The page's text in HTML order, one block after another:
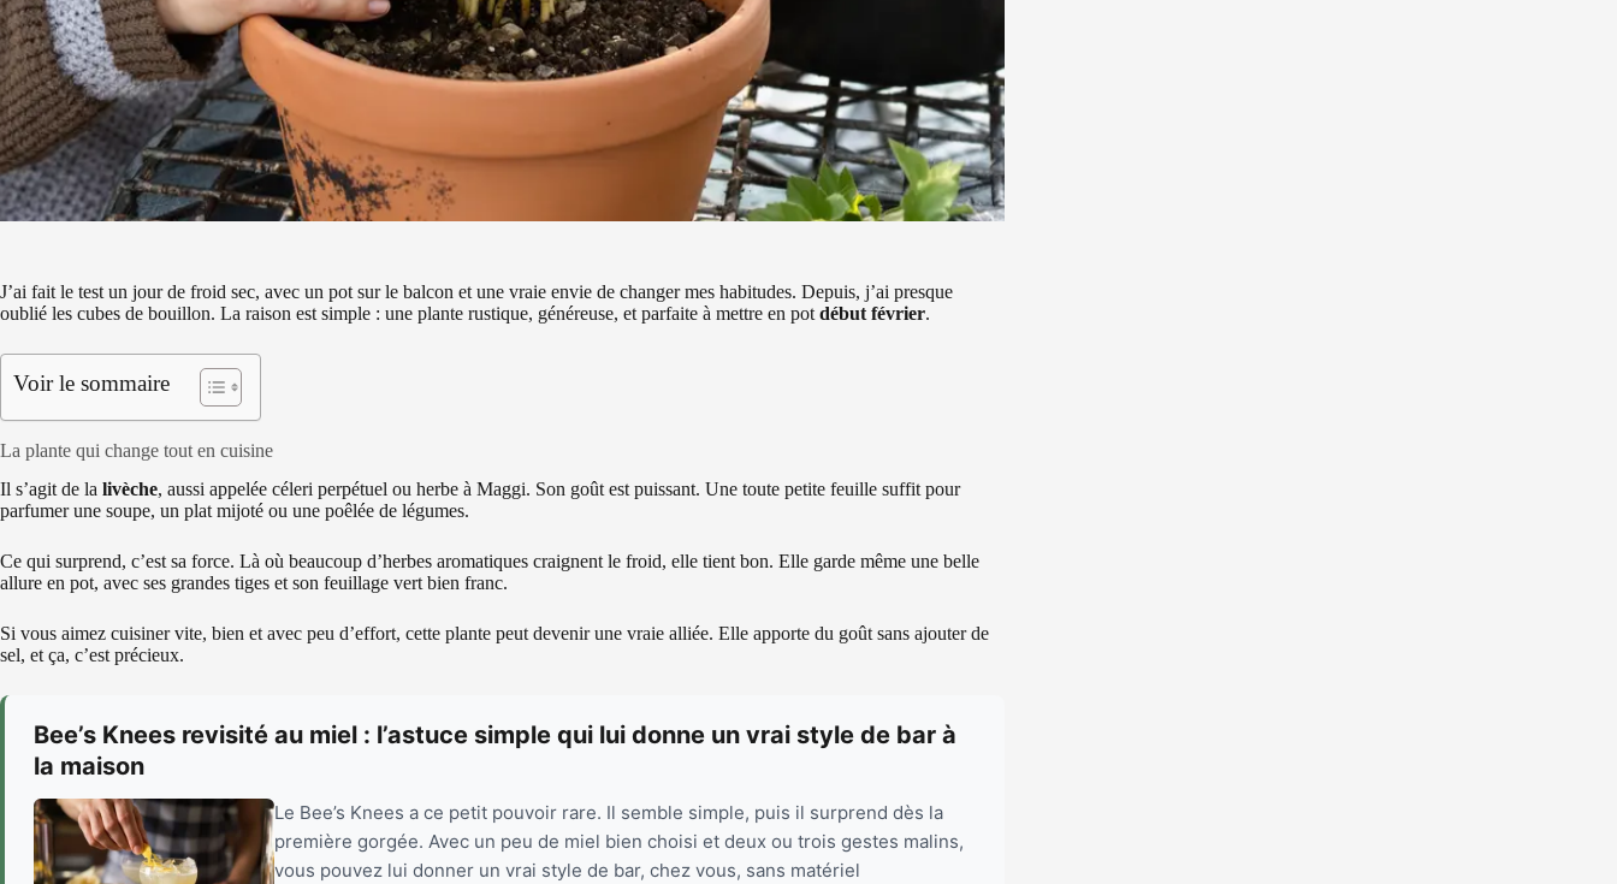
J’ai fait le test un jour de froid sec, avec un pot sur le balcon et une vraie envie de changer mes habitudes. Depuis, j’ai presque
oublié les cubes de bouillon. La raison est simple : une plante rustique, généreuse, et parfaite à mettre en pot début février.
Voir le sommaire
La plante qui change tout en cuisine
Il s’agit de la livèche, aussi appelée céleri perpétuel ou herbe à Maggi. Son goût est puissant. Une toute petite feuille suffit pour
parfumer une soupe, un plat mijoté ou une poêlée de légumes.
Ce qui surprend, c’est sa force. Là où beaucoup d’herbes aromatiques craignent le froid, elle tient bon. Elle garde même une belle
allure en pot, avec ses grandes tiges et son feuillage vert bien franc.
Si vous aimez cuisiner vite, bien et avec peu d’effort, cette plante peut devenir une vraie alliée. Elle apporte du goût sans ajouter de
sel, et ça, c’est précieux.
Bee’s Knees revisité au miel : l’astuce simple qui lui donne un vrai style de bar à
la maison
Le Bee’s Knees a ce petit pouvoir rare. Il semble simple, puis il surprend dès la
première gorgée. Avec un peu de miel bien choisi et deux ou trois gestes malins,
vous pouvez lui donner un vrai style de bar, chez vous, sans matériel